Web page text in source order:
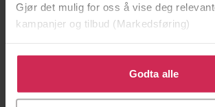
Gjør det mulig for oss å vise deg
kampanjer og tilbud (Markedsføring)
Klikk på «Godta alle» for å gi oss ditt
bruke cookies for alle disse formålene.
tilpasse ditt samtykke til spesifikke
Godta alle